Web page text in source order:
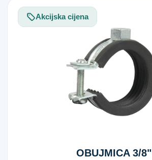
Akcijska cijena
OBUJMICA 3/8"